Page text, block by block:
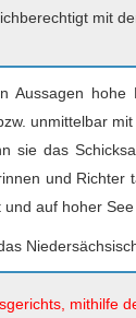
mit
Aussagen
unmittelbar
sie das
und
auf hoher
mithilfe